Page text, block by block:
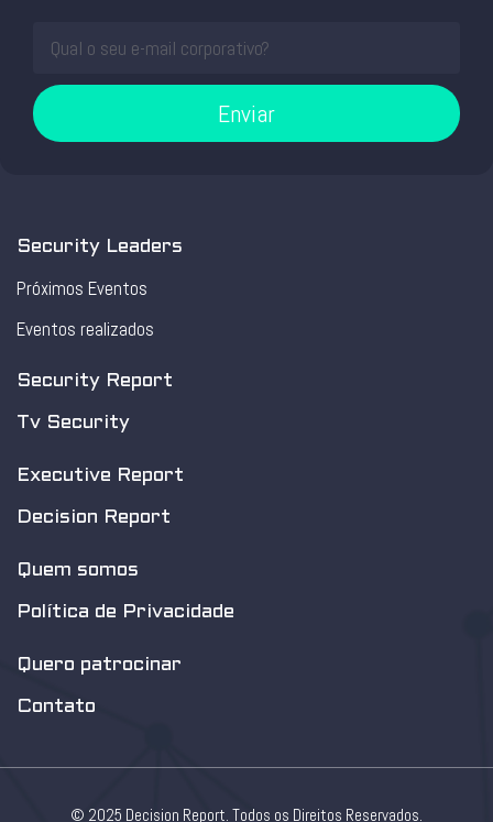
Enviar
Security Leaders
Próximos Eventos
Eventos realizados
Security Report
Tv Security
Executive Report
Decision Report
Quem somos
Política de Privacidade
Quero patrocinar
Contato
© 2025 Decision Report. Todos os Direitos Reservados.